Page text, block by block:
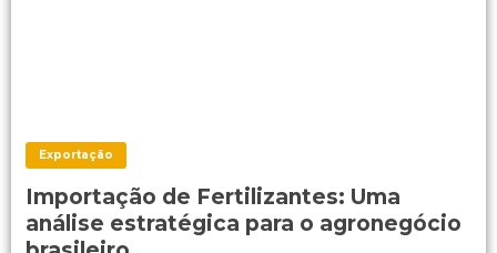
Exportação
Importação de Fertilizantes: Uma
análise estratégica para o agronegócio